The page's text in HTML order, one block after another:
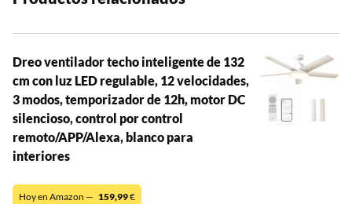
Dreo ventilador techo inteligente de 132
cm con luz LED regulable, 12 velocidades,
3 modos, temporizador de 12h, motor DC
silencioso, control por control
remoto/APP/Alexa, blanco para
interiores
Hoy en Amazon — 159,99€